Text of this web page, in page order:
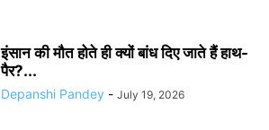
इंसान की मौत होते ही क्यों बांध दिए जाते हैं हाथ-
पैर?...
Depanshi Pandey - July 19, 2026